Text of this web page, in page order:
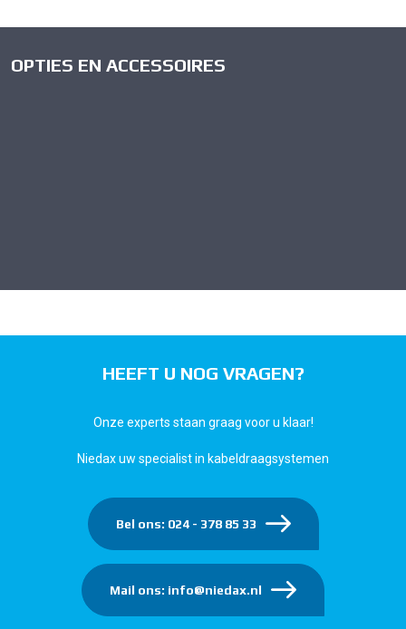
OPTIES EN ACCESSOIRES
HEEFT U NOG VRAGEN?
Onze experts staan graag voor u klaar!
Niedax uw specialist in kabeldraagsystemen
Bel ons: 024 - 378 85 33
Mail ons: info@niedax.nl